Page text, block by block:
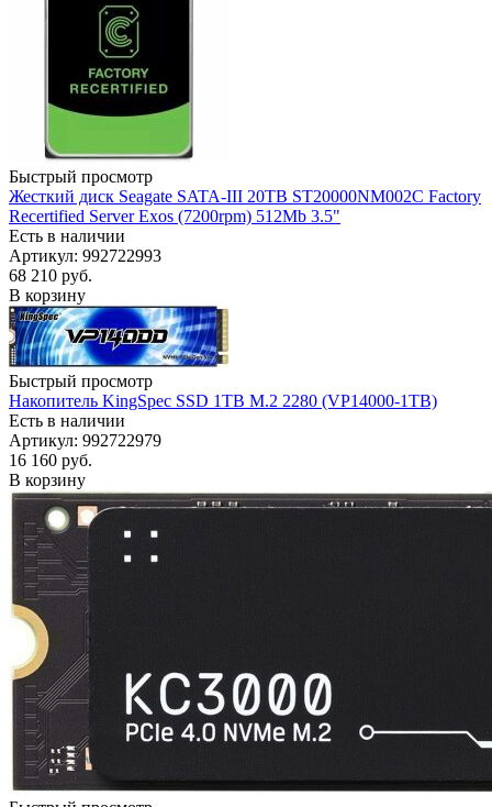
Быстрый просмотр
Жесткий диск Seagate SATA-III 20TB ST20000NM002C Factory
Recertified Server Exos (7200rpm) 512Mb 3.5"
Есть в наличии
Артикул: 992722993
68 210 руб.
В корзину
Быстрый просмотр
Накопитель KingSpec SSD 1TB M.2 2280 (VP14000-1TB)
Есть в наличии
Артикул: 992722979
16 160 руб.
В корзину